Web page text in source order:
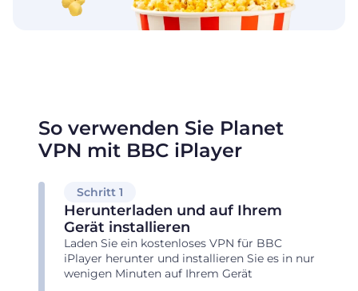
So verwenden Sie Planet
VPN mit BBC iPlayer
Schritt 1
Herunterladen und auf Ihrem
Gerät installieren
Laden Sie ein kostenloses VPN für BBC
iPlayer herunter und installieren Sie es in nur
wenigen Minuten auf Ihrem Gerät